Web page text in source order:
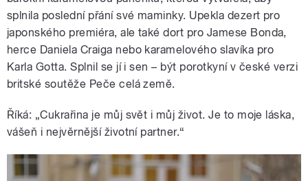
splnila poslední přání své maminky. Upekla dezert pro
japonského premiéra, ale také dort pro Jamese Bonda,
herce Daniela Craiga nebo karamelového slavíka pro
Karla Gotta. Splnil se jí i sen – být porotkyní v české verzi
britské soutěže Peče celá země.
Říká: „Cukrařina je můj svět i můj život. Je to moje láska,
vášeň i nejvěrnější životní partner.“